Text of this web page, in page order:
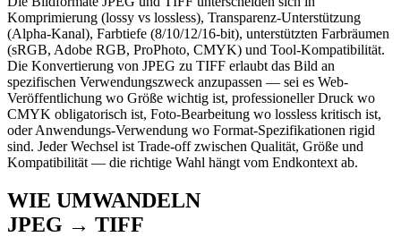
Komprimierung (lossy vs lossless), Transparenz-Unterstützung
(Alpha-Kanal), Farbtiefe (8/10/12/16-bit), unterstützten Farbräumen
(sRGB, Adobe RGB, ProPhoto, CMYK) und Tool-Kompatibilität.
Die Konvertierung von JPEG zu TIFF erlaubt das Bild an
spezifischen Verwendungszweck anzupassen — sei es Web-
Veröffentlichung wo Größe wichtig ist, professioneller Druck wo
CMYK obligatorisch ist, Foto-Bearbeitung wo lossless kritisch ist,
oder Anwendungs-Verwendung wo Format-Spezifikationen rigid
sind. Jeder Wechsel ist Trade-off zwischen Qualität, Größe und
Kompatibilität — die richtige Wahl hängt vom Endkontext ab.
WIE UMWANDELN
JPEG → TIFF